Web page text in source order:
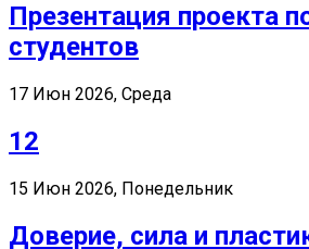
Презентация проекта
студентов
17 Июн 2026, Среда
12
15 Июн 2026, Понедельник
Доверие, сила и